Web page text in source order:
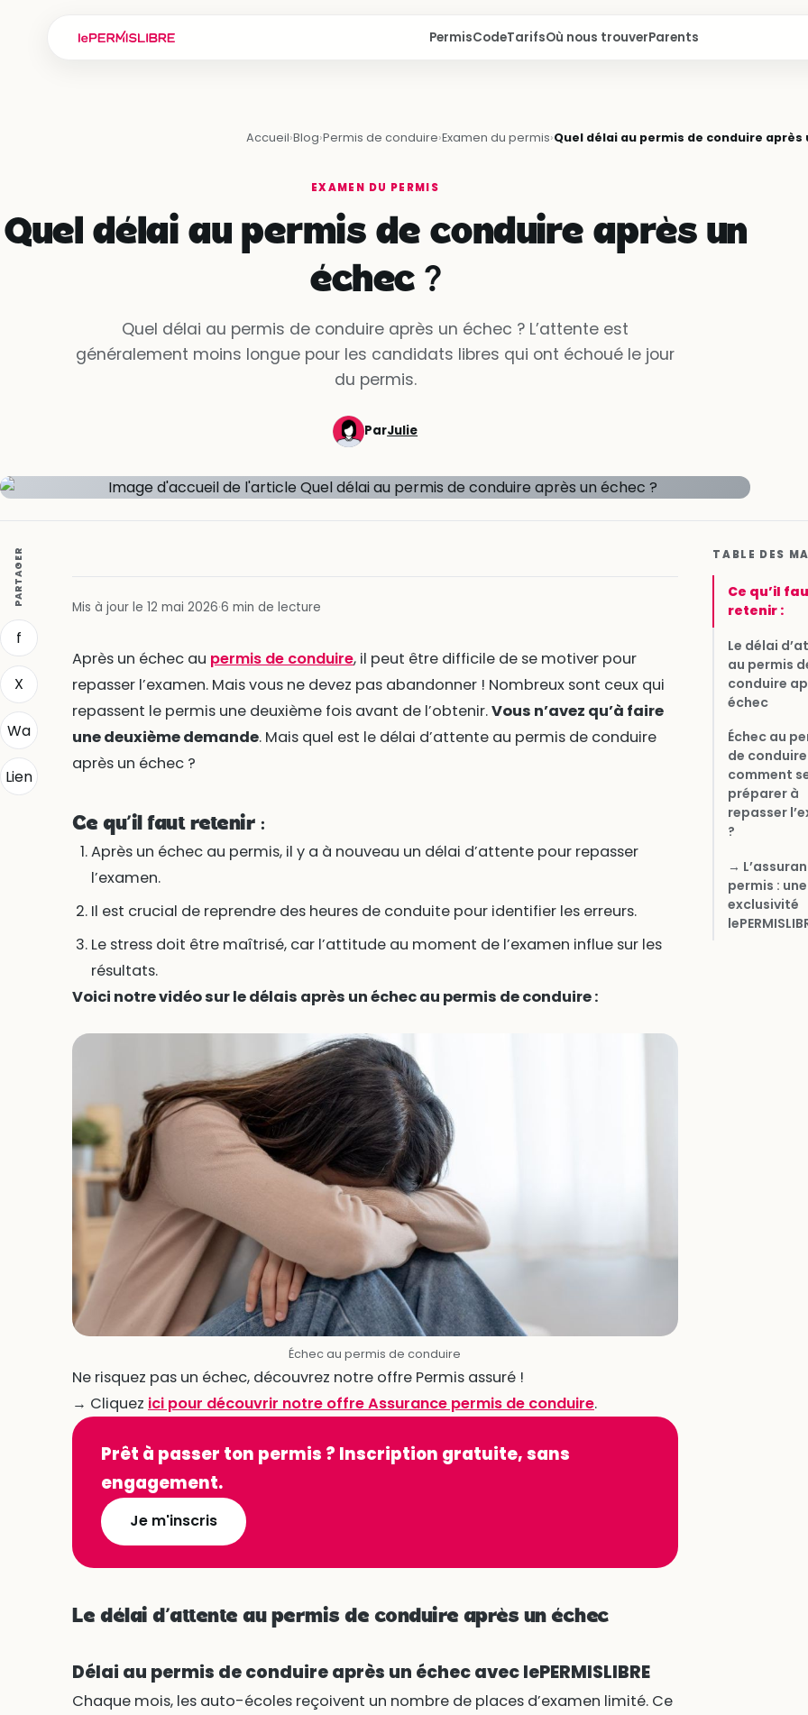
PermisCodeTarifsOù nous trouverParents
Accueil›Blog›Permis de conduire›Examen du permis›Quel délai au permis de conduire après
EXAMEN DU PERMIS
Quel délai au permis de conduire après un
échec ?
Quel délai au permis de conduire après un échec ? L’attente est
généralement moins longue pour les candidats libres qui ont échoué le jour
du permis.
ParJulie
PARTAGER
f
X
Wa
Lien
Mis à jour le 12 mai 2026·6 min de lecture
Après un échec au permis de conduire, il peut être difficile de se motiver pour
repasser l’examen. Mais vous ne devez pas abandonner ! Nombreux sont ceux qui
repassent le permis une deuxième fois avant de l’obtenir.Vous n’avez qu’à faire
une deuxième demande. Mais quel est le délai d’attente au permis de conduire
après un échec ?
Ce qu’il faut retenir :
Après un échec au permis, il y a à nouveau un délai d’attente pour repasser
l’examen.
Il est crucial de reprendre des heures de conduite pour identifier les erreurs.
Le stress doit être maîtrisé, car l’attitude au moment de l’examen influe sur les
résultats.
Voici notre vidéo sur le délais après un échec au permis de conduire :
Échec au permis de conduire
Ne risquez pas un échec, découvrez notre offre Permis assuré !
→ Cliquez ici pour découvrir notre offre Assurance permis de conduire.
Prêt à passer ton permis ? Inscription gratuite, sans
engagement.
Je m'inscris
Le délai d’attente au permis de conduire après un échec
Délai au permis de conduire après un échec avec lePERMISLIBRE
Chaque mois, les auto-écoles reçoivent un nombre de places d’examen limité. Ce
TABLE DES
Ce qu’il
retenir :
Le délai
au permis
conduire
échec
Échec au
de conduire
comment
préparer à
repasser
?
→
permis : une
exclusivité